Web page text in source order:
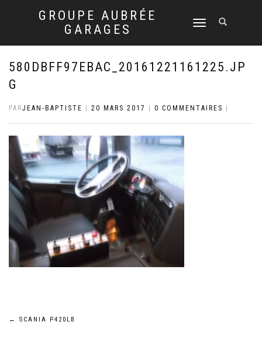
GROUPE AUBRÉE
GARAGES
DÉPLIER
NAVIGATION
580DBFF97EBAC_20161221161225.JP
G
PARJEAN-BAPTISTE 20 MARS 2017 0 COMMENTAIRES
Navigation
← SCANIA P420LB